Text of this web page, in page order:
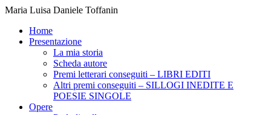
Maria Luisa Daniele Toffanin
Home
Presentazione
La mia storia
Scheda autore
Premi letterari conseguiti – LIBRI EDITI
Altri premi conseguiti – SILLOGI INEDITE E
POESIE SINGOLE
Opere